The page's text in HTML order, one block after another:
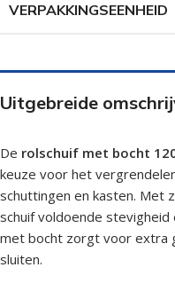
VERPAKKINGSEENHEID
Uitgebreide
De rolschuif met bocht
keuze voor het
schuttingen en kasten. Met
schuif voldoende
met bocht zorgt voor extra
sluiten.